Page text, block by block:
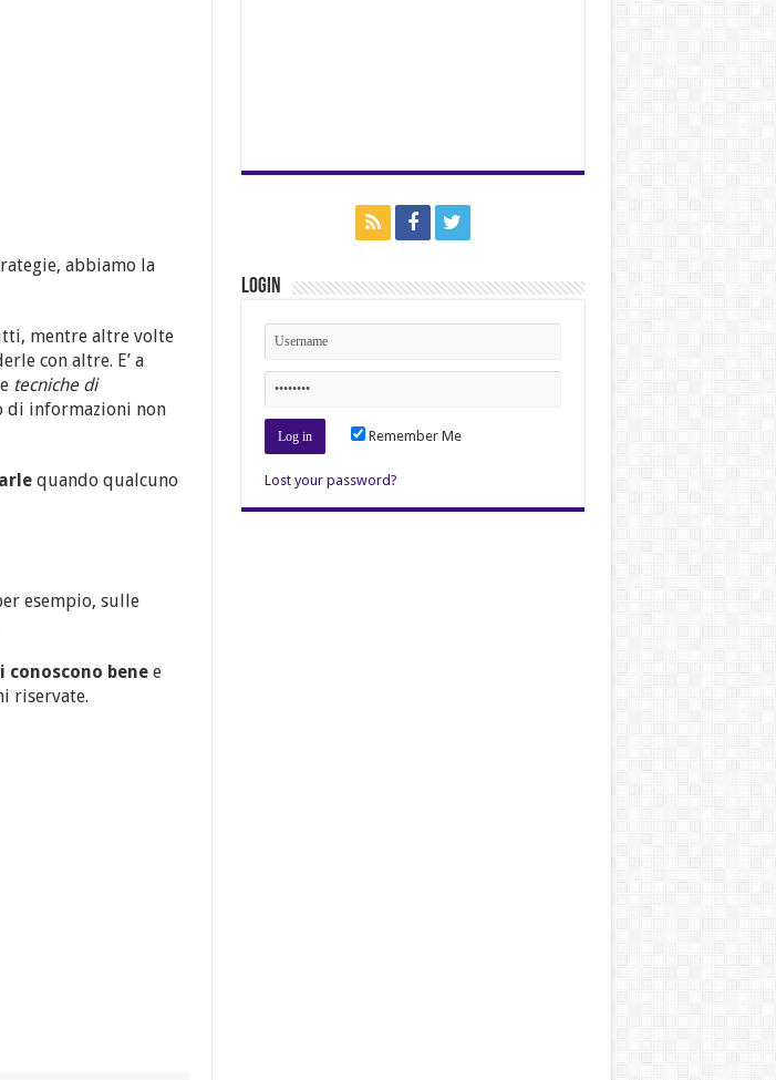
abbiamo la
mentre altre volte
con altre. E’ a
tecniche di
di informazioni non
quando qualcuno
esempio, sulle
conoscono bene e
riservate.
Login
Remember Me
Lost your password?